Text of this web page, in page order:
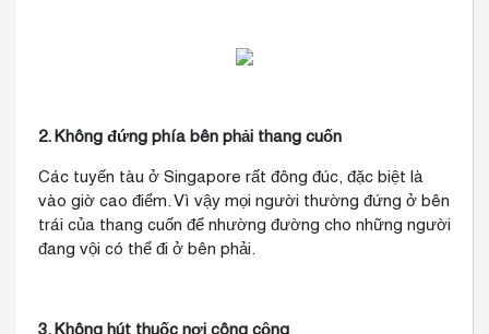
2. Không đứng phía bên phải thang cuốn
Các tuyến tàu ở Singapore rất đông đúc, đặc biệt là
vào giờ cao điểm. Vì vậy mọi người thường đứng ở bên
trái của thang cuốn để nhường đường cho những người
đang vội có thể đi ở bên phải.
3. Không hút thuốc nơi công cộng